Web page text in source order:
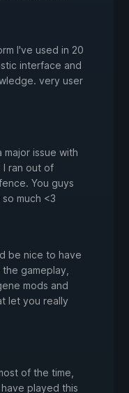
I've used in 20
interface and
very user
major issue with
I ran out of
You guys
much <3
be nice to have
gameplay,
mods and
let you really
of the time,
played this